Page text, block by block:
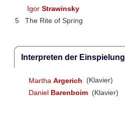
IgorStrawinsky
5
The Rite of Spring
Interpreten der Einspielung
Martha Argerich
(Klavier)
Daniel Barenboim (Klavier)